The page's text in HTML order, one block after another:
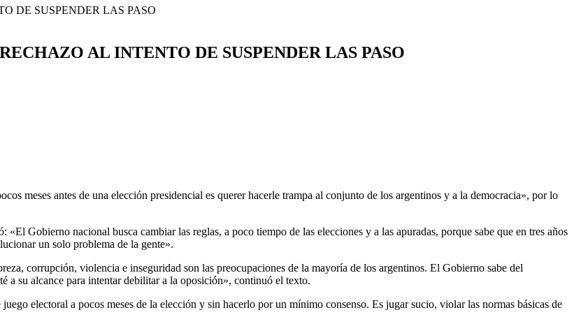
AL INTENTO DE SUSPENDER LAS PASO
meses antes de una elección presidencial es querer hacerle trampa al conjunto de los argentinos y a la democracia», por lo
Gobierno nacional busca cambiar las reglas, a poco tiempo de las elecciones y a las apuradas, porque sabe que en tres años
un solo problema de la gente».
corrupción, violencia e inseguridad son las preocupaciones de la mayoría de los argentinos. El Gobierno sabe del
a su alcance para intentar debilitar a la oposición», continuó el texto.
electoral a pocos meses de la elección y sin hacerlo por un mínimo consenso. Es jugar sucio, violar las normas básicas de